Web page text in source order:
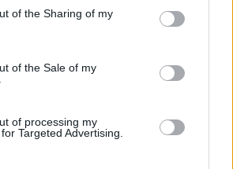
or usage behaviour. You may click to
to Google and its third-party tags to
specified purposes in below Google
of the Sharing of my
of the Sale of my
of processing my
Targeted Advertising.
Brillanti
totale
640,00€
Gemelli - Ametista incisa, oro
18kt